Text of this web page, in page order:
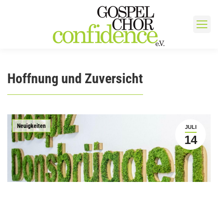
Hoffnung und Zuversicht
JULI
14
Neuigkeiten